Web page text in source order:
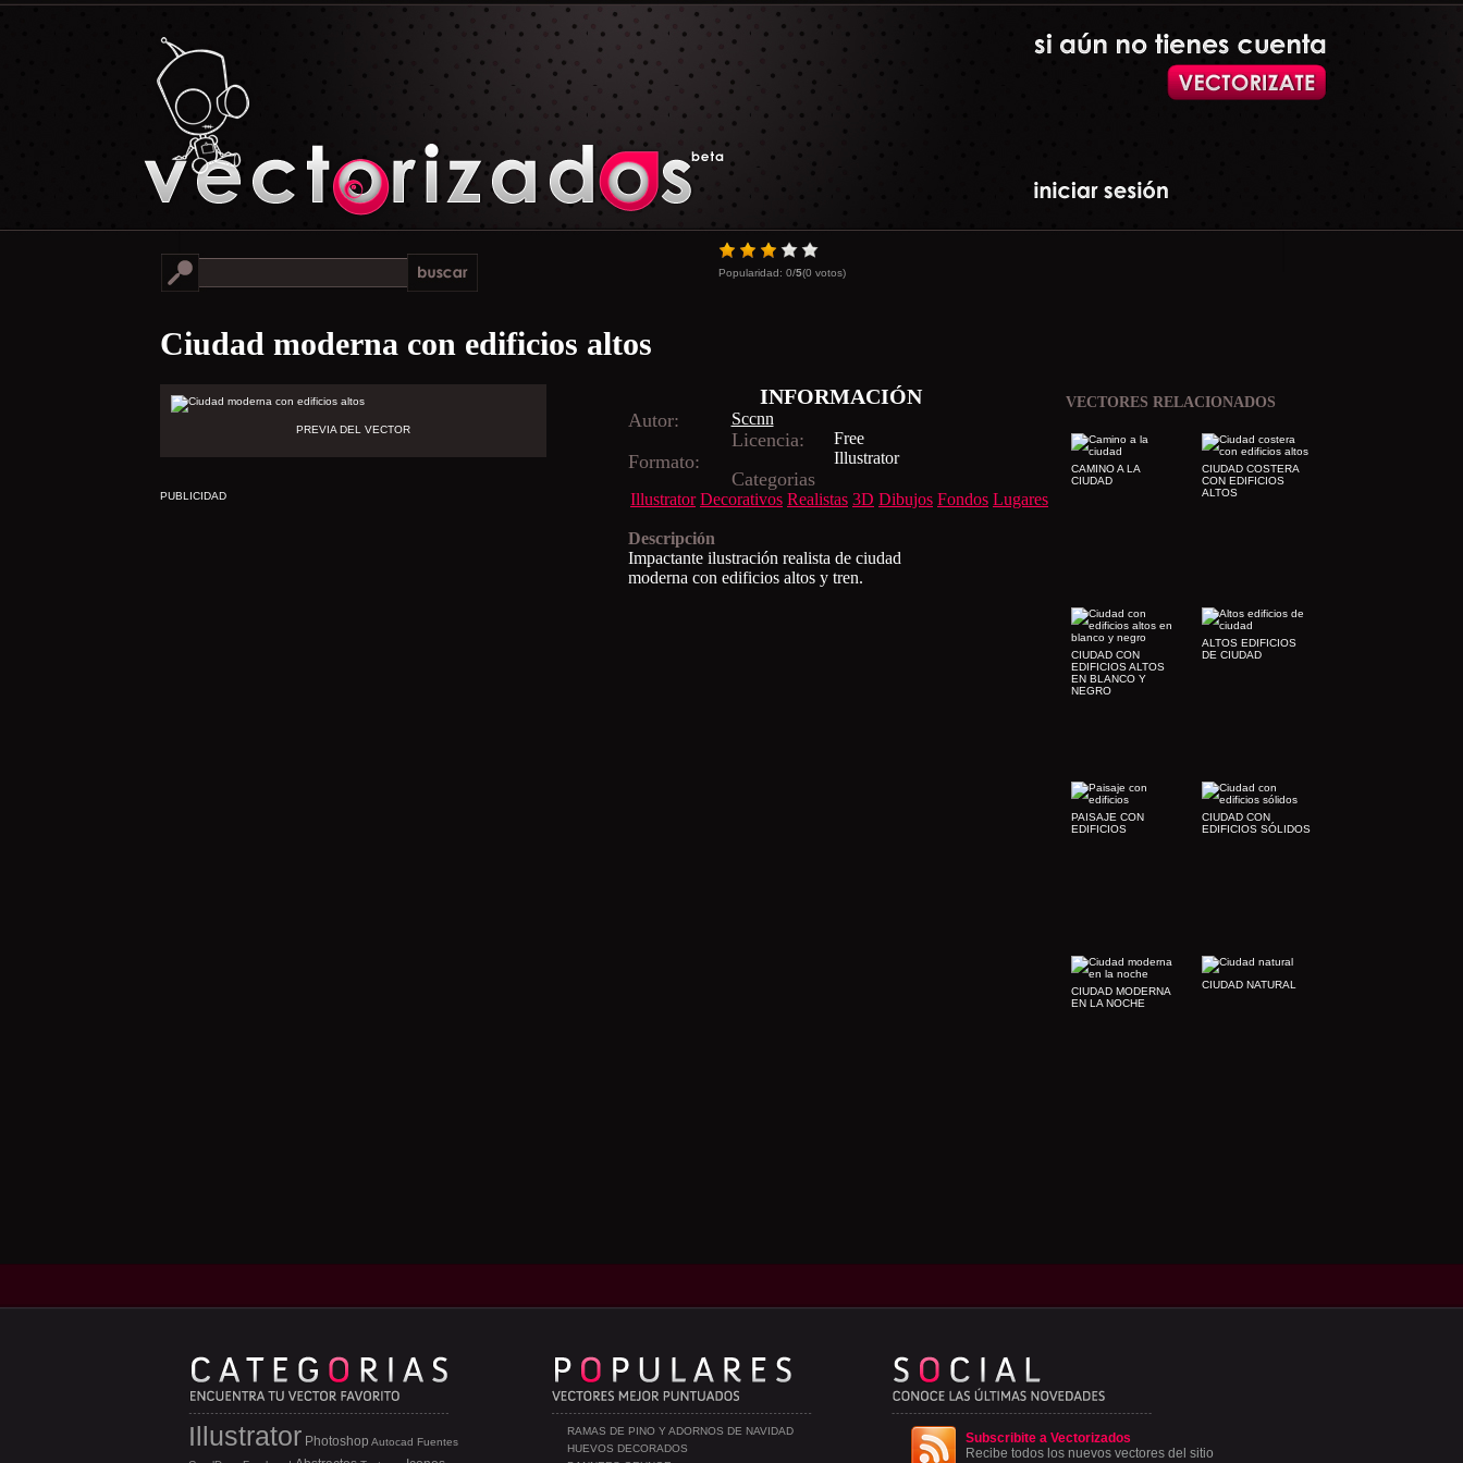
Popularidad: 0/5(0 votos)
Ciudad moderna con edificios altos
PREVIA DEL VECTOR
INFORMACIÓN
Autor: Sccnn
Licencia: Free
Formato: Illustrator
Categorias
Illustrator Decorativos Realistas 3D Dibujos Fondos Lugares
Descripción
Impactante ilustración realista de ciudad
moderna con edificios altos y tren.
PUBLICIDAD
VECTORES RELACIONADOS
CIUDAD COSTERA
CON EDIFICIOS
ALTOS
CAMINO A LA
CIUDAD
ALTOS EDIFICIOS
DE CIUDAD
CIUDAD CON
EDIFICIOS ALTOS
EN BLANCO Y
NEGRO
CIUDAD CON
EDIFICIOS SÓLIDOS
PAISAJE CON
EDIFICIOS
CIUDAD NATURAL
CIUDAD MODERNA
EN LA NOCHE
Subscribite a Vectorizados
Recibe todos los nuevos vectores del sitio
RAMAS DE PINO Y ADORNOS DE NAVIDAD
HUEVOS DECORADOS
Illustrator Photoshop Autocad Fuentes